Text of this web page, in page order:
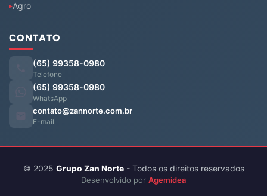
Agro
CONTATO
(65) 99358-0980
Telefone
(65) 99358-0980
WhatsApp
contato@zannorte.com.br
E-mail
© 2025 Grupo Zan Norte- Todos os direitos reservados
Desenvolvido por Agemidea